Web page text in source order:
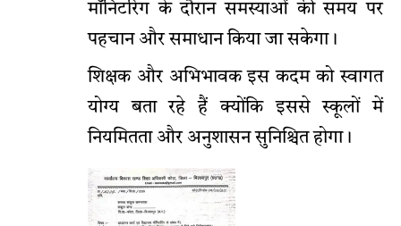
मॉनिटरिंग के दौरान समस्याओं की समय पर
पहचान और समाधान किया जा सकेगा।
शिक्षक और अभिभावक इस कदम को स्वागत
योग्य बता रहे हैं क्योंकि इससे स्कूलों में
नियमितता और अनुशासन सुनिश्चित होगा।